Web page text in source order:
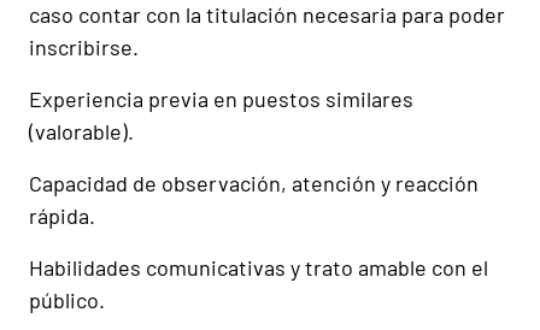
caso contar con la titulación necesaria para poder
inscribirse.
Experiencia previa en puestos similares
(valorable).
Capacidad de observación, atención y reacción
rápida.
Habilidades comunicativas y trato amable con el
público.